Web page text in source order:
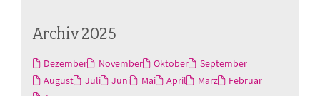
Archiv 2025
Dezember November Oktober
September
August
Juli Juni Mai April März
Februar